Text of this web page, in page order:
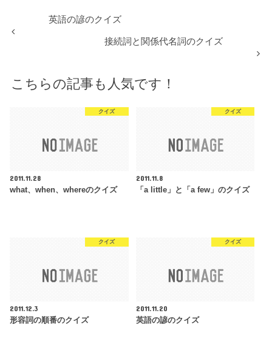
英語の諺のクイズ
接続詞と関係代名詞のクイズ
こちらの記事も人気です！
クイズ
2011.11.28
what、when、whereのクイズ
クイズ
2011.11.8
「a little」と「a few」のクイズ
クイズ
2011.12.3
形容詞の順番のクイズ
クイズ
2011.11.20
英語の諺のクイズ